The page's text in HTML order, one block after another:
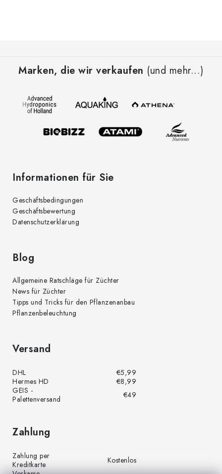
Marken, die wir verkaufen (und mehr...)
Informationen für Sie
Geschäftsbedingungen
Geschäftsbewertung
Datenschutzerklärung
Blog
Allgemeine Ratschläge für Züchter
News für Züchter
Tipps und Tricks für den Pflanzenanbau
Pflanzenbeleuchtung
Versand
DHL
€5,99
Hermes HD
€8,99
GEIS -
Palettenversand
€49
Zahlung
Zahlung per
Kreditkarte
Kostenlos